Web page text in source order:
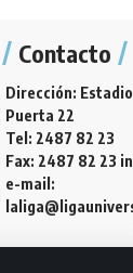
Contacto
Dirección:
Puerta 22
Tel: 2487 82 23
Fax: 2487 82 23
e-mail: